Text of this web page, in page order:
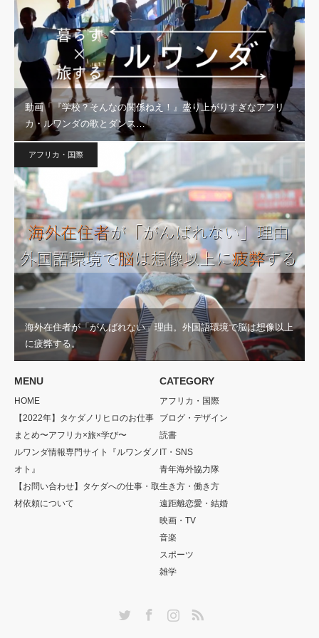
動画「『学校？そんなの関係ねえ！』盛り上がりすぎなアフリ
カ・ルワンダの歌とダンス…
アフリカ・国際
海外在住者が「がんばれない」理由。外国語環境で脳は想像以上
に疲弊する。
MENU
HOME
【2022年】タケダノリヒロのお仕事
まとめ〜アフリカ×旅×学び〜
ルワンダ情報専門サイト『ルワンダノ
オト』
【お問い合わせ】タケダへの仕事・取
材依頼について
CATEGORY
アフリカ・国際
ブログ・デザイン
読書
IT・SNS
青年海外協力隊
生き方・働き方
遠距離恋愛・結婚
映画・TV
音楽
スポーツ
雑学